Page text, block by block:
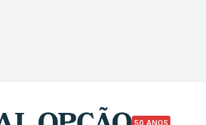
50 ANOS